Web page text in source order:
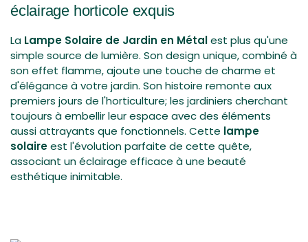
Pour pouvoir bénéficier d'un retour, votre article doit être
inutilisé et dans le même état que lorsque vous l'avez reçu.
Il doit également être dans son emballage d'origine.
éclairage horticole exquis
La Lampe Solaire de Jardin en Métalest plus qu'une
simple source de lumière. Son design unique, combiné à
son effet flamme, ajoute une touche de charme et
d'élégance à votre jardin. Son histoire remonte aux
premiers jours de l'horticulture; les jardiniers cherchant
toujours à embellir leur espace avec des éléments
aussi attrayants que fonctionnels. Cette lampe
solaireest l'évolution parfaite de cette quête,
associant un éclairage efficace à une beauté
esthétique inimitable.